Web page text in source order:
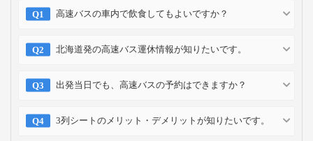
高速バスの車内で飲食してもよいですか？
北海道発の高速バス運休情報が知りたいです。
出発当日でも、高速バスの予約はできますか？
3列シートのメリット・デメリットが知りたいです。